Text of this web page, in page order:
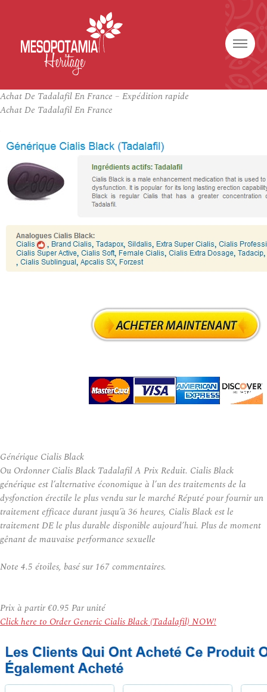
Achat De Tadalafil En France – Expédition rapide
Achat De Tadalafil En France
Générique Cialis Black
Ou Ordonner Cialis Black Tadalafil A Prix Reduit. Cialis Black
générique est l’alternative économique à l’un des traitements de la
dysfonction érectile le plus vendu sur le marché Réputé pour fournir un
traitement efficace durant jusqu’à 36 heures, Cialis Black est le
traitement DE le plus durable disponible aujourd’hui. Plus de moment
gênant de mauvaise performance sexuelle
Note 4.5 étoiles, basé sur 167commentaires.
Prix à partir€0.95 Par unité
Click here to Order Generic Cialis Black (Tadalafil) NOW!